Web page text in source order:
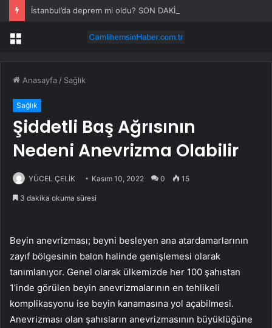
Menü
Anasayfa / Sağlık
Sağlık
Şiddetli Baş Ağrısının
Nedeni Anevrizma Olabilir
YÜCEL ÇELİK Kasım 10, 2022 0 15
3 dakika okuma süresi
Beyin anevrizması; beyni besleyen ana atardamarlarının
zayıf bölgesinin balon halinde genişlemesi olarak
tanımlanıyor. Genel olarak ülkemizde her 100 şahıstan
1’inde görülen beyin anevrizmalarının en tehlikeli
komplikasyonu ise beyin kanamasına yol açabilmesi.
Anevrizması olan şahısların anevrizmasının büyüklüğüne